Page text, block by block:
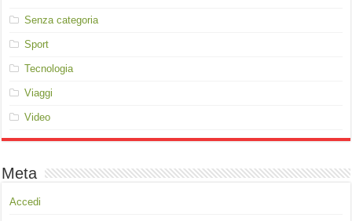
Senza categoria
Sport
Tecnologia
Viaggi
Video
Meta
Accedi